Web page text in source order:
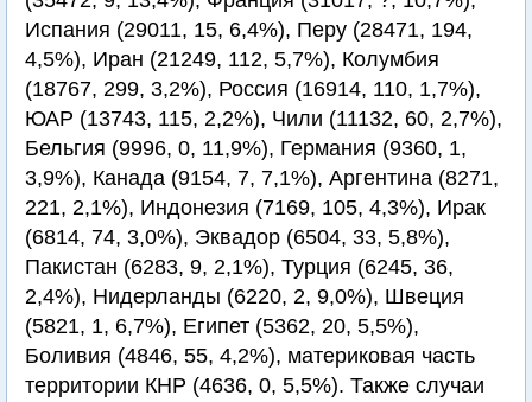
Испания (29011, 15, 6,4%), Перу (28471, 194,
4,5%), Иран (21249, 112, 5,7%), Колумбия
(18767, 299, 3,2%), Россия (16914, 110, 1,7%),
ЮАР (13743, 115, 2,2%), Чили (11132, 60, 2,7%),
Бельгия (9996, 0, 11,9%), Германия (9360, 1,
3,9%), Канада (9154, 7, 7,1%), Аргентина (8271,
221, 2,1%), Индонезия (7169, 105, 4,3%), Ирак
(6814, 74, 3,0%), Эквадор (6504, 33, 5,8%),
Пакистан (6283, 9, 2,1%), Турция (6245, 36,
2,4%), Нидерланды (6220, 2, 9,0%), Швеция
(5821, 1, 6,7%), Египет (5362, 20, 5,5%),
Боливия (4846, 55, 4,2%), материковая часть
территории КНР (4636, 0, 5,5%). Также случаи